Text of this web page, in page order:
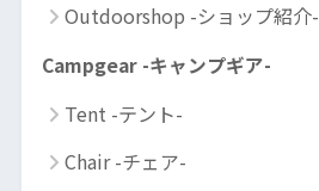
Outdoorshop -ショップ紹介-
Campgear -キャンプギア-
Tent -テント-
Chair -チェア-